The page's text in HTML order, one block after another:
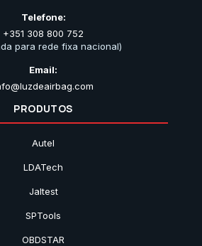
Telefone:
+351 308 800 752
para rede fixa nacional)
Email:
PRODUTOS
Autel
LDATech
Jaltest
SPTools
OBDSTAR